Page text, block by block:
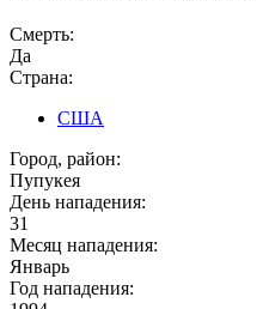
Смерть:
Да
Страна:
США
Город, район:
Пупукея
День нападения:
31
Месяц нападения:
Январь
Год нападения: